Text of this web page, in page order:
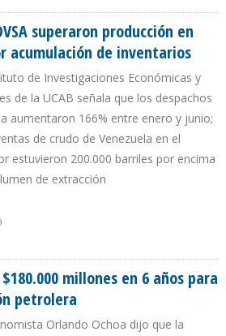
superaron producción en
acumulación de inventarios
de Investigaciones Económicas y
de la UCAB señala que los despachos
aumentaron 166% entre enero y junio;
de crudo de Venezuela en el
estuvieron 200.000 barriles por encima
de extracción
millones en 6 años para
petrolera
Orlando Ochoa dijo que la